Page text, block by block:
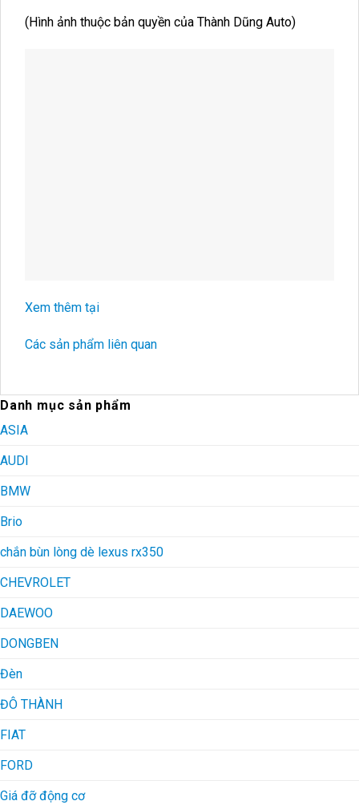
(Hình ảnh thuộc bản quyền của Thành Dũng Auto)
Xem thêm tại
Các sản phẩm liên quan
Danh mục sản phẩm
ASIA
AUDI
BMW
Brio
chắn bùn lòng dè lexus rx350
CHEVROLET
DAEWOO
DONGBEN
Đèn
ĐÔ THÀNH
FIAT
FORD
Giá đỡ động cơ